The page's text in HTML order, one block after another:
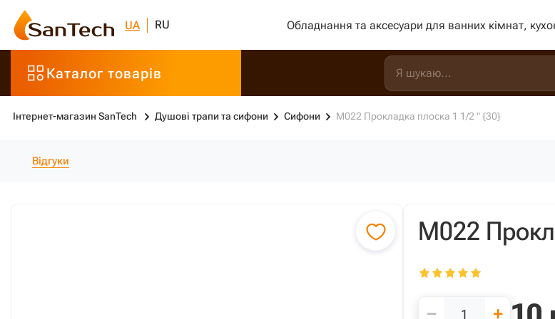
UA RU Обладнання та аксесуари для ванних кімнат,
Каталог товарів
Інтернет-магазин SanTech Душові трапи та сифони Сифони М022 Прокладка плоска 1 1/2 " {30}
Відгуки
М022
− +